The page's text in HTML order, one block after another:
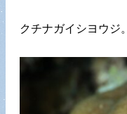
クチナガイシヨウジ。